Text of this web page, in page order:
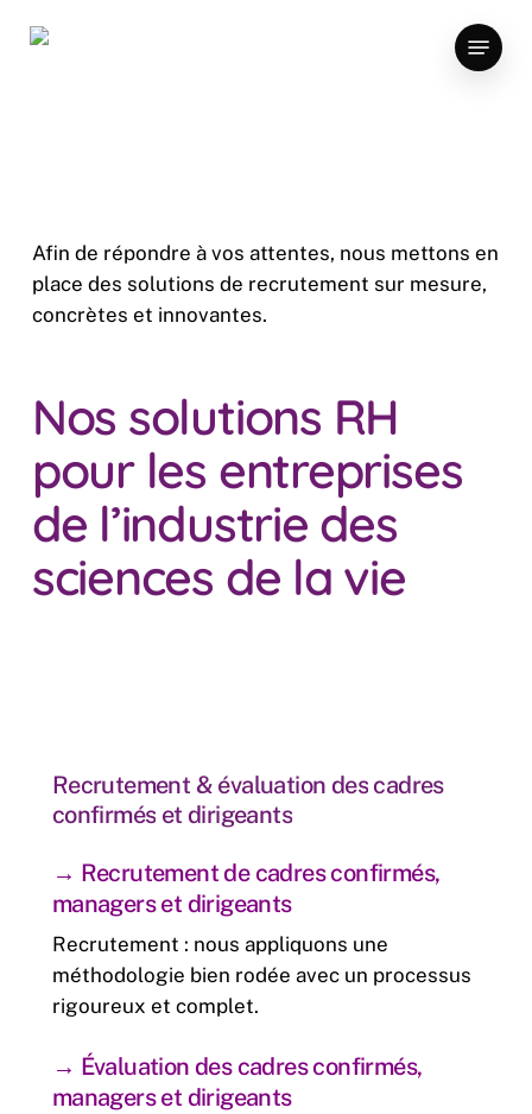
Menu
Afin de répondre à vos attentes, nous mettons en
place des solutions de recrutement sur mesure,
concrètes et innovantes.
Nos solutions RH
pour les entreprises
de l’industrie des
sciences de la vie
Recrutement & évaluation des cadres
confirmés et dirigeants
→ Recrutement de cadres confirmés,
managers et dirigeants
Recrutement : nous appliquons une
méthodologie bien rodée avec un processus
rigoureux et complet.
→ Évaluation des cadres confirmés,
managers et dirigeants